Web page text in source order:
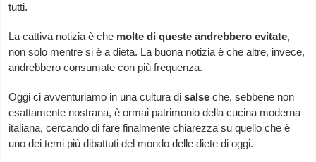
tutti.
La cattiva notizia è che molte di queste andrebbero evitate,
non solo mentre si è a dieta. La buona notizia è che altre, invece,
andrebbero consumate con più frequenza.
Oggi ci avventuriamo in una cultura disalse che, sebbene non
esattamente nostrana, è ormai patrimonio della cucina moderna
italiana, cercando di fare finalmente chiarezza su quello che è
uno dei temi più dibattuti del mondo delle diete di oggi.